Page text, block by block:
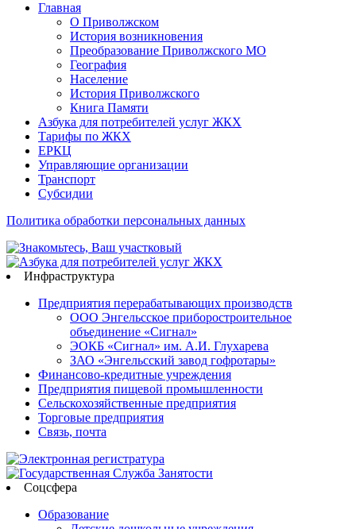
Главная
О Приволжском
История возникновения
Преобразование Приволжского МО
География
Население
История Приволжского
Книга Памяти
Азбука для потребителей услуг ЖКХ
Тарифы по ЖКХ
ЕРКЦ
Управляющие организации
Транспорт
Субсидии
Политика обработки персональных данных
Инфраструктура
Предприятия перерабатывающих производств
ООО Энгельсское приборостроительное
объединение «Сигнал»
ЭОКБ «Сигнал» им. А.И. Глухарева
ЗАО «Энгельсский завод гофротары»
Финансово-кредитные учреждения
Предприятия пищевой промышленности
Сельскохозяйственные предприятия
Торговые предприятия
Связь, почта
Соцсфера
Образование